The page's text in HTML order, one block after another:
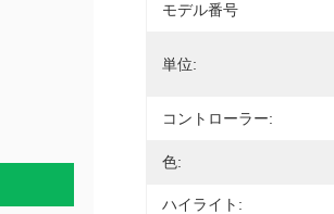
モデル番号
単位:
コントローラー:
色:
ハイライト: